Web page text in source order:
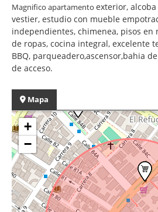
Magnifico apartamento exterior,
vestier, estudio con mueble
independientes, chimenea, pisos en
de ropas, cocina integral, excelente
BBQ, parqueadero,ascensor,bahia
de acceso.
Mapa
+
−